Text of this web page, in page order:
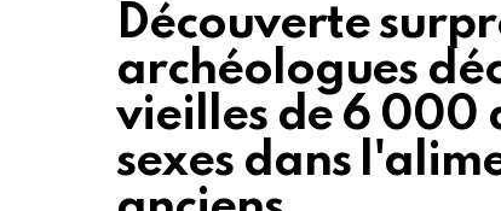
Découverte
archéologues
vieilles de 6 000
sexes dans